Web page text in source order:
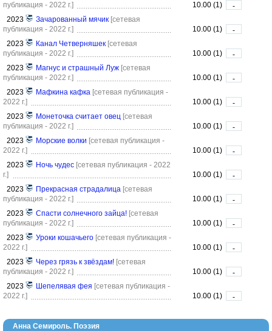
публикация - 2022 г.]
10.00 (1)
-
2023
Зачарованный мячик [сетевая
публикация - 2022 г.]
10.00 (1)
-
2023
Канал Четверняшек [сетевая
публикация - 2022 г.]
10.00 (1)
-
2023
Магнус и страшный Луж [сетевая
публикация - 2022 г.]
10.00 (1)
-
2023
Мафкина кафка [сетевая публикация -
2022 г.]
10.00 (1)
-
2023
Монеточка считает овец [сетевая
публикация - 2022 г.]
10.00 (1)
-
2023
Морские волки [сетевая публикация -
2022 г.]
10.00 (1)
-
2023
Ночь чудес [сетевая публикация - 2022
г.]
10.00 (1)
-
2023
Прекрасная страдалица [сетевая
публикация - 2022 г.]
10.00 (1)
-
2023
Спасти солнечного зайца! [сетевая
публикация - 2022 г.]
10.00 (1)
-
2023
Уроки кошачьего [сетевая публикация -
2022 г.]
10.00 (1)
-
2023
Через грязь к звёздам! [сетевая
публикация - 2022 г.]
10.00 (1)
-
2023
Шепелявая фея [сетевая публикация -
2022 г.]
10.00 (1) -
Анна Семироль. Поэзия